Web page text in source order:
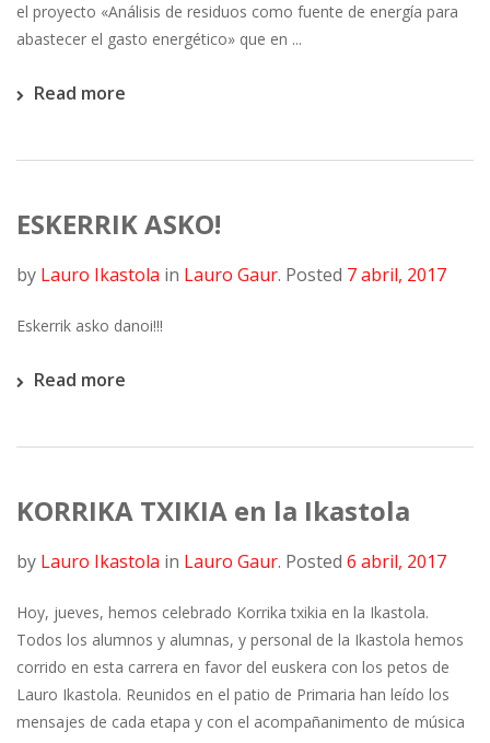
el proyecto «Análisis de residuos como fuente de energía para
abastecer el gasto energético» que en ...
Read more
ESKERRIK ASKO!
by Lauro Ikastola in Lauro Gaur. Posted 7 abril, 2017
Eskerrik asko danoi!!!
Read more
KORRIKA TXIKIA en la Ikastola
by Lauro Ikastola in Lauro Gaur. Posted 6 abril, 2017
Hoy, jueves, hemos celebrado Korrika txikia en la Ikastola.
Todos los alumnos y alumnas, y personal de la Ikastola hemos
corrido en esta carrera en favor del euskera con los petos de
Lauro Ikastola. Reunidos en el patio de Primaria han leído los
mensajes de cada etapa y con el acompañanimento de música